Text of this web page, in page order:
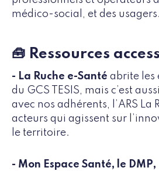
médico-social, et des usagers.
🧰 Ressources
- La Ruche e-Santé abrite les
du GCS TESIS, mais c’est
avec nos adhérents, l’ARS La
acteurs qui agissent sur
le territoire.
- Mon Espace Santé, le